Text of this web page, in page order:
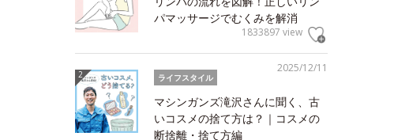
パマッサージでむくみを解消
1833897 view
2025/12/11
ライフスタイル
マシンガンズ滝沢さんに聞く、古
いコスメの捨て方は？｜コスメの
断捨離・捨て方編